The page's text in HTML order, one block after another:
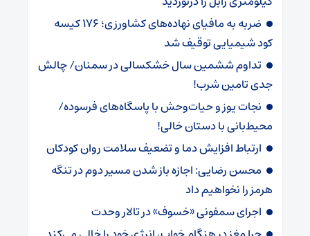
ضربه ‌به مافیای نهاده‌های کشاورزی؛ 176 کیسه
کود شیمیایی توقیف شد
تداوم ششمین سال خشکسالی در سمنان/ چالش‌
جدی‌ تامین شرب!
نجات یوز و حیات‌وحش با پاسگاه‌های فرسوده/
‌محیط‌بانی با دستان خالی!
ارتباط افزایش دما و تضعیف سلامت روان کودکان
محسن رضایی: اجازه باز شدن مسیر دوم در تنگه
هرمز را نخواهیم داد
اجرای سمفونی «خسوف» در تالار وحدت